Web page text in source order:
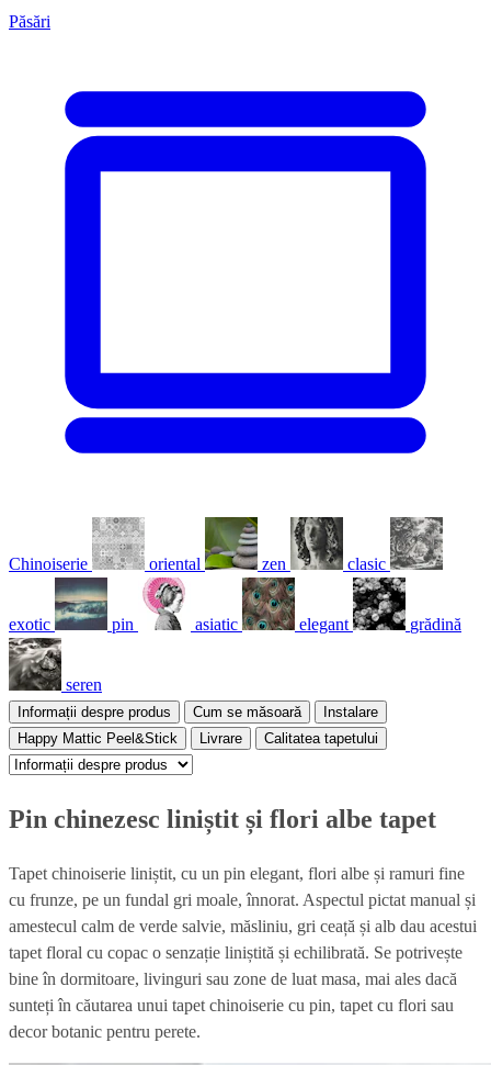
Păsări
Chinoiserie oriental zen clasic
exotic pin asiatic elegant grădină
seren
Informații despre produs Cum se măsoară
Instalare
Happy Mattic Peel&Stick
Livrare Calitatea tapetului
Pin chinezesc liniștit și flori albe tapet
Tapet chinoiserie liniștit, cu un pin elegant, flori albe și ramuri fine
cu frunze, pe un fundal gri moale, înnorat. Aspectul pictat manual și
amestecul calm de verde salvie, măsliniu, gri ceață și alb dau acestui
tapet floral cu copac o senzație liniștită și echilibrată. Se potrivește
bine în dormitoare, livinguri sau zone de luat masa, mai ales dacă
sunteți în căutarea unui tapet chinoiserie cu pin, tapet cu flori sau
decor botanic pentru perete.